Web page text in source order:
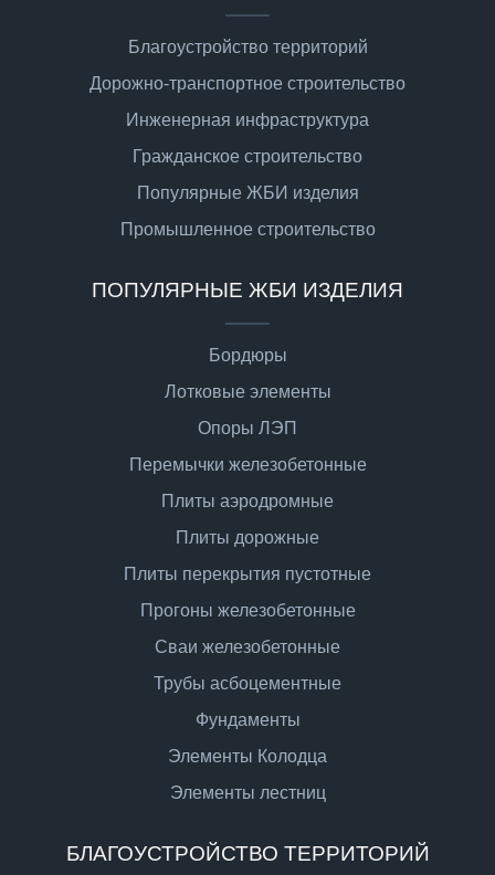
Благоустройство территорий
Дорожно-транспортное строительство
Инженерная инфраструктура
Гражданское строительство
Популярные ЖБИ изделия
Промышленное строительство
ПОПУЛЯРНЫЕ ЖБИ ИЗДЕЛИЯ
Бордюры
Лотковые элементы
Опоры ЛЭП
Перемычки железобетонные
Плиты аэродромные
Плиты дорожные
Плиты перекрытия пустотные
Прогоны железобетонные
Сваи железобетонные
Трубы асбоцементные
Фундаменты
Элементы Колодца
Элементы лестниц
БЛАГОУСТРОЙСТВО ТЕРРИТОРИЙ